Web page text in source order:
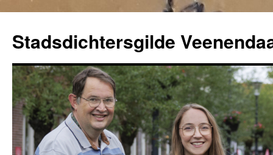
de
inhoud
Stadsdichtersgilde